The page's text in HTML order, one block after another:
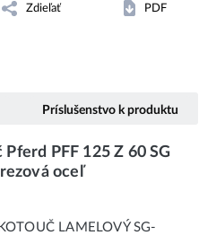
Zdieľať PDF
Príslušenstvo k produktu
PFF 125 Z 60 SG
oceľ
LAMELOVÝ SG-